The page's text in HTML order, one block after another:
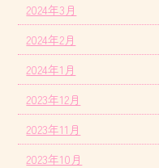
2024年3月
2024年2月
2024年1月
2023年12月
2023年11月
2023年10月